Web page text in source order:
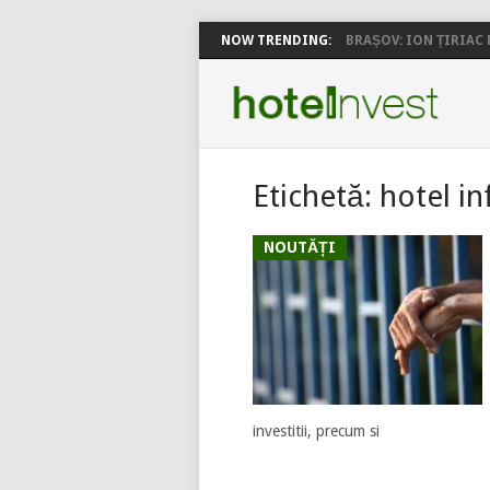
NOW TRENDING: BRAȘOV: ION ȚIRIAC
Etichetă: hotel
NOUTĂȚI
investitii, precum si